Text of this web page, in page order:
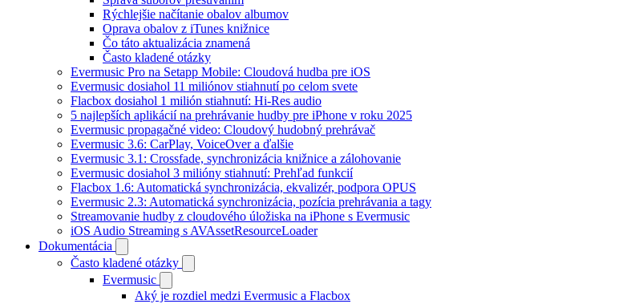
Rýchlejšie načítanie obalov albumov
Oprava obalov z iTunes knižnice
Čo táto aktualizácia znamená
Často kladené otázky
Evermusic Pro na Setapp Mobile: Cloudová hudba pre iOS
Evermusic dosiahol 11 miliónov stiahnutí po celom svete
Flacbox dosiahol 1 milión stiahnutí: Hi-Res audio
5 najlepších aplikácií na prehrávanie hudby pre iPhone v roku 2025
Evermusic propagačné video: Cloudový hudobný prehrávač
Evermusic 3.6: CarPlay, VoiceOver a ďalšie
Evermusic 3.1: Crossfade, synchronizácia knižnice a zálohovanie
Evermusic dosiahol 3 milióny stiahnutí: Prehľad funkcií
Flacbox 1.6: Automatická synchronizácia, ekvalizér, podpora OPUS
Evermusic 2.3: Automatická synchronizácia, pozícia prehrávania a tagy
Streamovanie hudby z cloudového úložiska na iPhone s Evermusic
iOS Audio Streaming s AVAssetResourceLoader
Dokumentácia
Často kladené otázky
Evermusic
Aký je rozdiel medzi Evermusic a Flacbox